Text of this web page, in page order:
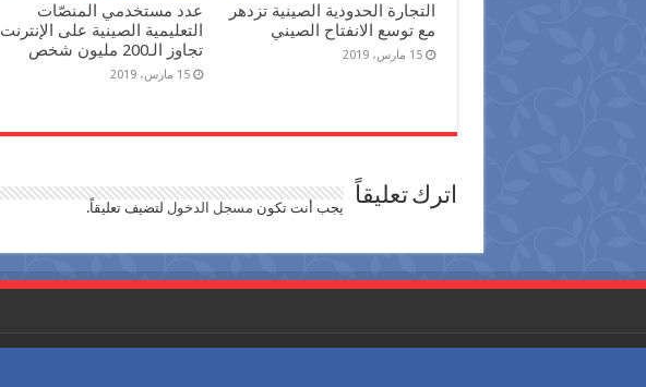
التجارة الحدودية الصينية تزدهر
مع توسع الانفتاح الصيني
15 مارس، 2019
عدد مستخدمي المنصّات
التعليمية الصينية على الإنترنت
تجاوز الـ200 مليون شخص
15 مارس، 2019
اترك تعليقاً يجب أنت تكون مسجل الدخول لتضيف تعليقاً.